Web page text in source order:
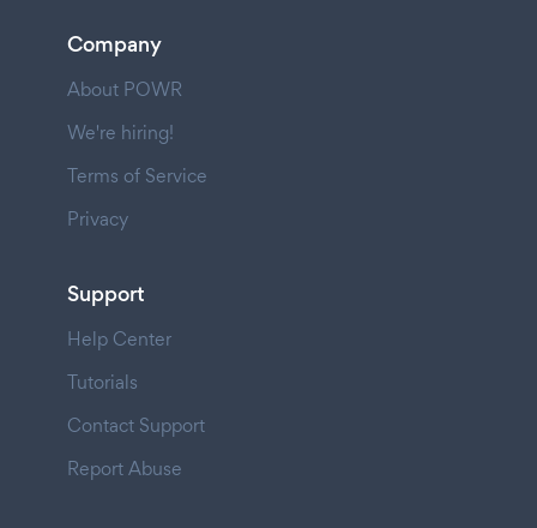
Company
About POWR
We're hiring!
Terms of Service
Privacy
Support
Help Center
Tutorials
Contact Support
Report Abuse